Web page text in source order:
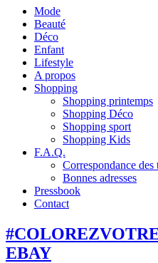
Mode
Beauté
Déco
Enfant
Lifestyle
A propos
Shopping
Shopping printemps
Shopping Déco
Shopping sport
Shopping Kids
F.A.Q.
Correspondance des
Bonnes adresses
Pressbook
Contact
EBAY